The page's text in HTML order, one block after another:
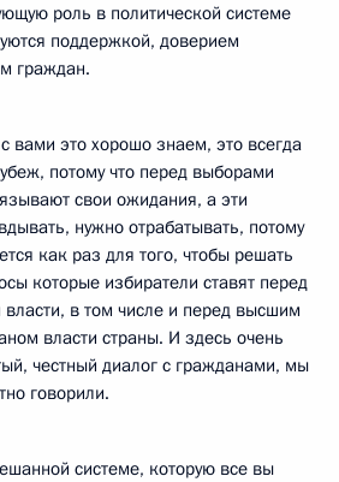
роль в политической системе
поддержкой, доверием
граждан.
вами это хорошо знаем, это всегда
потому что перед выборами
свои ожидания, а эти
нужно отрабатывать, потому
как раз для того, чтобы решать
которые избиратели ставят перед
в том числе и перед высшим
власти страны. И здесь очень
честный диалог с гражданами, мы
говорили.
системе, которую все вы